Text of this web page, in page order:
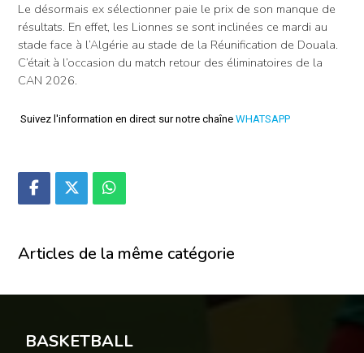
Le désormais ex sélectionner paie le prix de son manque de
résultats. En effet, les Lionnes se sont inclinées ce mardi au
stade face à l’Algérie au stade de la Réunification de Douala.
C’était à l’occasion du match retour des éliminatoires de la
CAN 2026.
Suivez l'information en direct sur notre chaîne WHATSAPP
Articles de la même catégorie
BASKETBALL